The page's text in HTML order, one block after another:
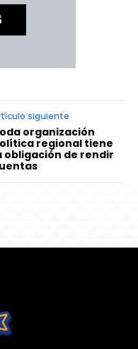
siguiente
organización
regional tiene
obligación de rendir